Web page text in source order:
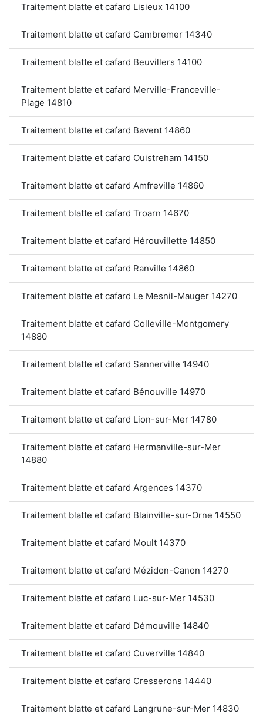
Traitement blatte et cafard Lisieux 14100
Traitement blatte et cafard Cambremer 14340
Traitement blatte et cafard Beuvillers 14100
Traitement blatte et cafard Merville-Franceville-
Plage 14810
Traitement blatte et cafard Bavent 14860
Traitement blatte et cafard Ouistreham 14150
Traitement blatte et cafard Amfreville 14860
Traitement blatte et cafard Troarn 14670
Traitement blatte et cafard Hérouvillette 14850
Traitement blatte et cafard Ranville 14860
Traitement blatte et cafard Le Mesnil-Mauger 14270
Traitement blatte et cafard Colleville-Montgomery
14880
Traitement blatte et cafard Sannerville 14940
Traitement blatte et cafard Bénouville 14970
Traitement blatte et cafard Lion-sur-Mer 14780
Traitement blatte et cafard Hermanville-sur-Mer
14880
Traitement blatte et cafard Argences 14370
Traitement blatte et cafard Blainville-sur-Orne 14550
Traitement blatte et cafard Moult 14370
Traitement blatte et cafard Mézidon-Canon 14270
Traitement blatte et cafard Luc-sur-Mer 14530
Traitement blatte et cafard Démouville 14840
Traitement blatte et cafard Cuverville 14840
Traitement blatte et cafard Cresserons 14440
Traitement blatte et cafard Langrune-sur-Mer 14830